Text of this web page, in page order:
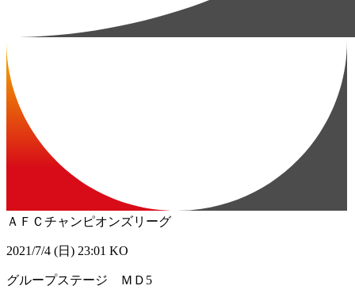
ＡＦＣチャンピオンズリーグ
2021/7/4 (日) 23:01 KO
グループステージ ＭＤ5